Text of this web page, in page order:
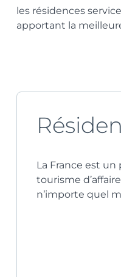
les résidences
apportant la
La France est
tourisme
n’importe quel